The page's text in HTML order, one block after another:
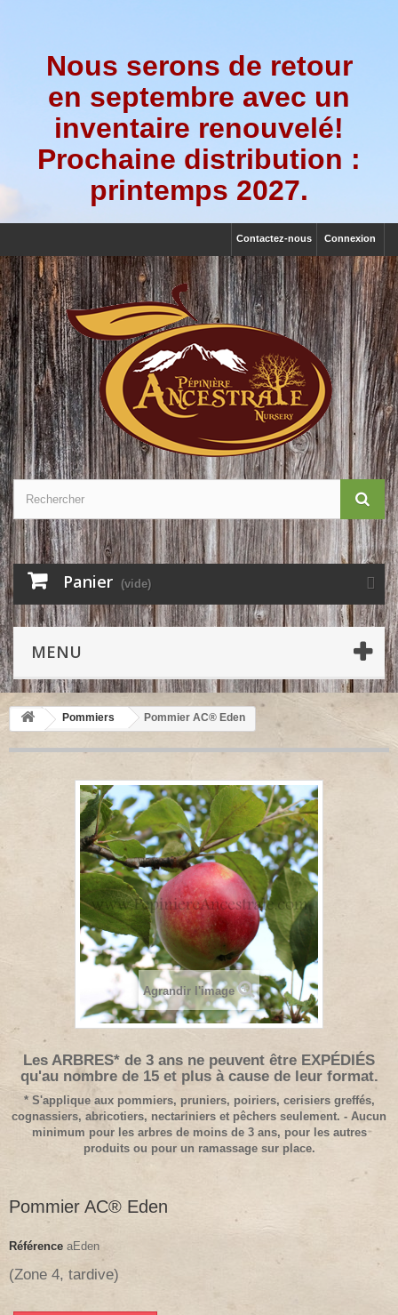
Nous serons de retour
en septembre avec un
inventaire renouvelé!
Prochaine distribution :
printemps 2027.
Connexion
Contactez-nous
Panier (vide)
MENU
Pommiers Pommier AC® Eden
Agrandir l'image
Les ARBRES* de 3 ans ne peuvent être EXPÉDIÉS
qu'au nombre de 15 et plus à cause de leur format.
* S'applique aux pommiers, pruniers, poiriers, cerisiers greffés,
cognassiers, abricotiers, nectariniers et pêchers seulement. - Aucun
minimum pour les arbres de moins de 3 ans, pour les autres
produits ou pour un ramassage sur place.
Pommier AC® Eden
Référence aEden
(Zone 4, tardive)